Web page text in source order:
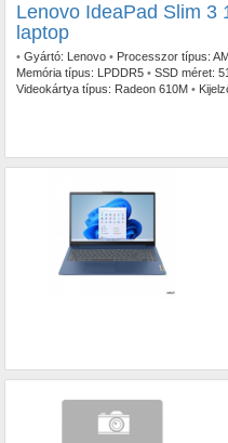
Lenovo IdeaPad Slim 3
laptop
• Gyártó: Lenovo • Processzor típus:
Memória típus: LPDDR5 • SSD méret:
Videokártya típus: Radeon 610M •